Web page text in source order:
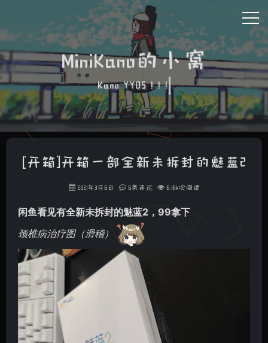
MiniKano的小窝
Kano YYDS ! ! !
[开箱]开箱一部全新未拆封的魅蓝2
2021年3月6日 6条评论 6.16k次阅读
闲鱼看见有全新未拆封的魅蓝2，99拿下
颈椎病治疗图（滑稽）